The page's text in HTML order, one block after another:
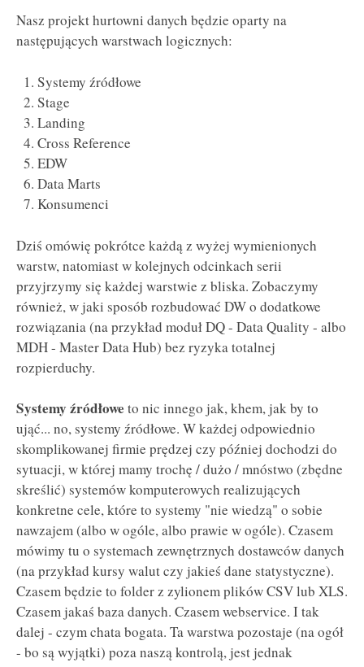
Nasz projekt hurtowni danych będzie oparty na
następujących warstwach logicznych:
Systemy źródłowe
Stage
Landing
Cross Reference
EDW
Data Marts
Konsumenci
Dziś omówię pokrótce każdą z wyżej wymienionych
warstw, natomiast w kolejnych odcinkach serii
przyjrzymy się każdej warstwie z bliska. Zobaczymy
również, w jaki sposób rozbudować DW o dodatkowe
rozwiązania (na przykład moduł DQ - Data Quality - albo
MDH - Master Data Hub) bez ryzyka totalnej
rozpierduchy.
Systemy źródłowe to nic innego jak, khem, jak by to
ująć... no, systemy źródłowe. W każdej odpowiednio
skomplikowanej firmie prędzej czy później dochodzi do
sytuacji, w której mamy trochę / dużo / mnóstwo (zbędne
skreślić) systemów komputerowych realizujących
konkretne cele, które to systemy "nie wiedzą" o sobie
nawzajem (albo w ogóle, albo prawie w ogóle). Czasem
mówimy tu o systemach zewnętrznych dostawców danych
(na przykład kursy walut czy jakieś dane statystyczne).
Czasem będzie to folder z zylionem plików CSV lub XLS.
Czasem jakaś baza danych. Czasem webservice. I tak
dalej - czym chata bogata. Ta warstwa pozostaje (na ogół
- bo są wyjątki) poza naszą kontrolą, jest jednak